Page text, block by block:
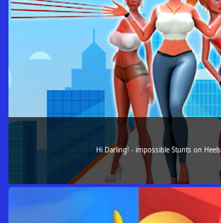
Hi Darling! - impossible Stunts on Heels